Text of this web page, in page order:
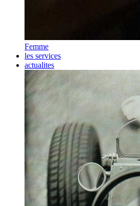
Femme
les services
actualites